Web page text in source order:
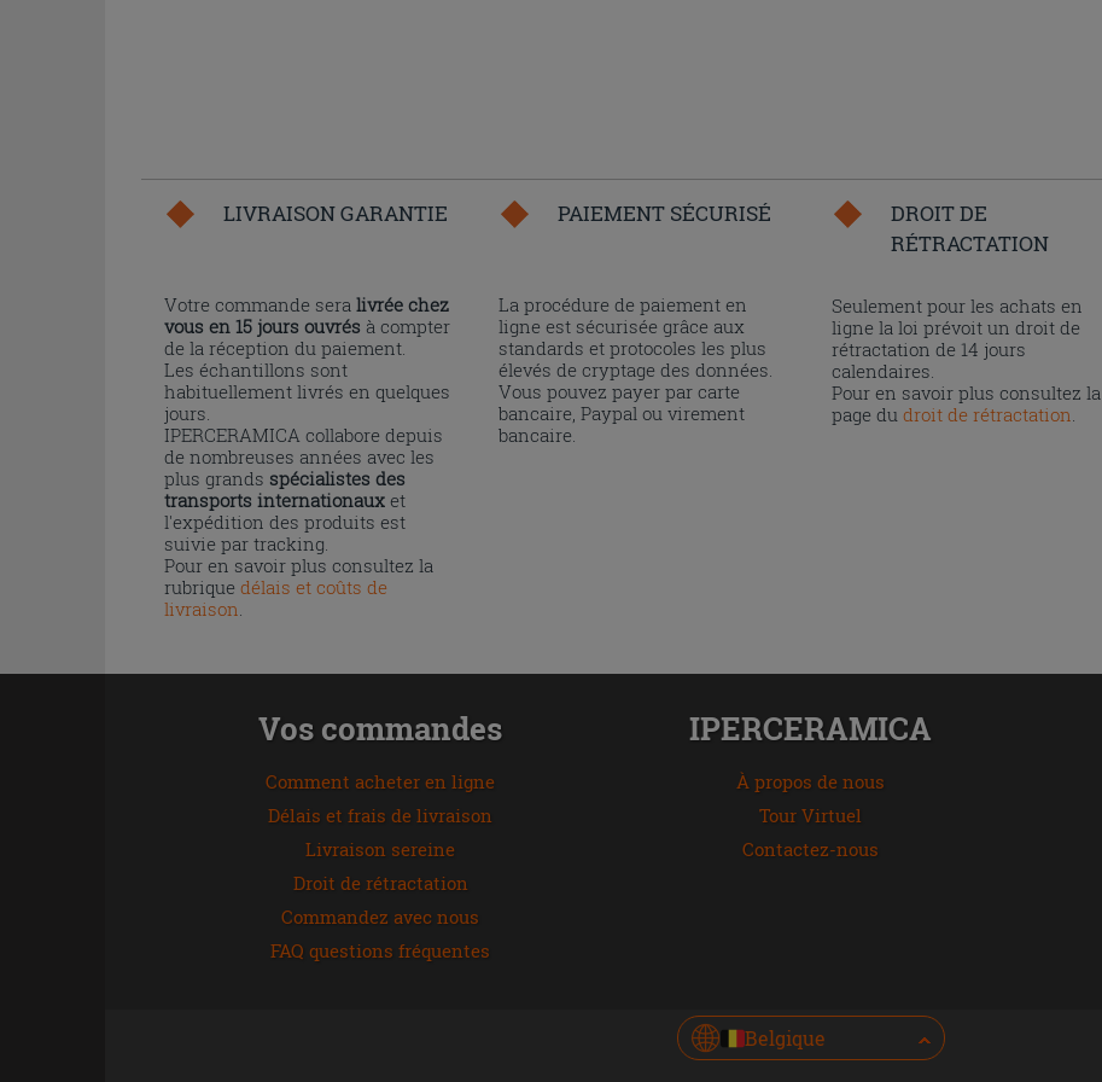
LIVRAISON GARANTIE
Votre commande sera livrée chez
vous en 15 jours ouvrés à compter
de la réception du paiement.
Les échantillons sont
habituellement livrés en quelques
jours.
IPERCERAMICA collabore depuis
de nombreuses années avec les
plus grands spécialistes des
transports internationaux et
l'expédition des produits est
suivie par tracking.
Pour en savoir plus consultez la
rubrique délais et coûts de
livraison.
PAIEMENT SÉCURISÉ
La procédure de paiement en
ligne est sécurisée grâce aux
standards et protocoles les plus
élevés de cryptage des données.
Vous pouvez payer par carte
bancaire, Paypal ou virement
bancaire.
DROIT DE
RÉTRACTATION
Seulement pour les achats en
ligne la loi prévoit un droit de
rétractation de 14 jours
calendaires.
Pour en savoir plus consultez la
page dudroit de rétractation.
Vos commandes
Comment acheter en ligne
Délais et frais de livraison
Livraison sereine
Droit de rétractation
Commandez avec nous
FAQ questions fréquentes
IPERCERAMICA
À propos de nous
Tour Virtuel
Contactez-nous
Belgique